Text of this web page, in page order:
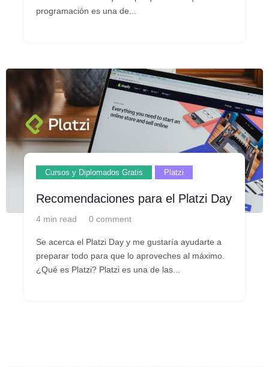
programación es una de...
Cursos y Diplomados Gratis Platzi
Recomendaciones para el Platzi Day
4 min read 0 comment
Se acerca el Platzi Day y me gustaría ayudarte a
preparar todo para que lo aproveches al máximo.
¿Qué es Platzi? Platzi es una de las...